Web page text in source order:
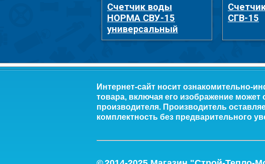
Счетчик воды
НОРМА СВУ-15
универсальный
СГВ-15
Интернет-сайт носит ознакомительно-
товара, включая его изображение может
производителя. Производитель
комплектность без предварительного